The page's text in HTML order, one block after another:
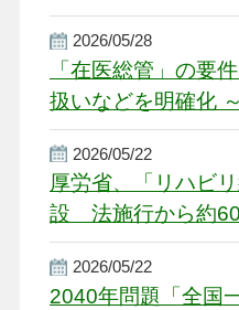
厳しい経営環境に
2026/05/28
「在医総管」の要
扱いなどを明確化
2026/05/22
厚労省、「リハビ
設 法施行から約
2026/05/22
2040年問題「全国